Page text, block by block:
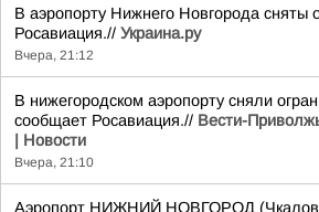
В аэропорту Нижнего Новгорода сняты
Росавиация.// Украина.ру
Вчера, 21:12
В нижегородском аэропорту сняли
сообщает Росавиация.// Вести-
| Новости
Вчера, 21:10
Аэропорт НИЖНИЙ НОВГОРОД